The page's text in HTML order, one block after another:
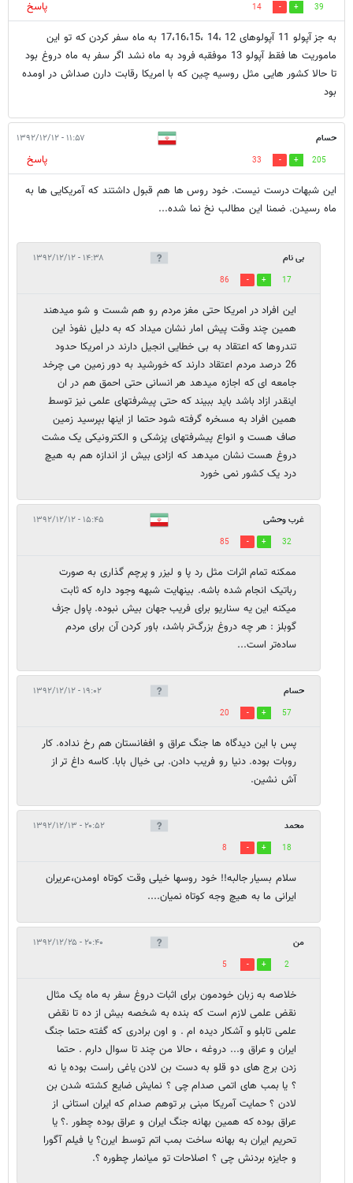
39
14
پاسخ
به جز آپولو 11 آپولوهای 12 ،14 ،17،16،15 به ماه سفر کردن که تو این
ماموریت ها فقط آپولو 13 موفقبه فرود به ماه نشد اگر سفر به ماه دروغ بود
تا حالا کشور هایی مثل روسیه چین که با امریکا رقابت دارن صداش در اومده
بود
حسام ۱۱:۵۷ - ۱۳۹۲/۱۲/۱۲
205
33
پاسخ
این شبهات درست نیست. خود روس ها هم قبول داشتند که آمریکایی ها به
ماه رسیدن. ضمنا این مطالب نخ نما شده...
بی نام ۱۴:۳۸ - ۱۳۹۲/۱۲/۱۲
17
86
این افراد در امریکا حتی مغز مردم رو هم شست و شو میدهند
همین چند وقت پیش امار نشان میداد که به دلیل نفوذ این
تندروها که اعتقاد به بی خطایی انجیل دارند در امریکا حدود
26 درصد مردم اعتقاد دارند که خورشید به دور زمین می چرخد
جامعه ای که اجازه میدهد هر انسانی حتی احمق هم در ان
اینقدر ازاد باشد باید ببیند که حتی پیشرفتهای علمی نیز توسط
همین افراد به مسخره گرفته شود حتما از اینها بپرسید زمین
صاف هست و انواع پیشرفتهای پزشکی و الکترونیکی یک مشت
دروغ هست نشان میدهد که ازادی بیش از اندازه هم به هیچ
درد یک کشور نمی خورد
غرب وحشی ۱۵:۴۵ - ۱۳۹۲/۱۲/۱۲
32
85
ممکنه تمام اثرات مثل رد پا و لیزر و پرچم گذاری به صورت
رباتیک انجام شده باشه. بینهایت شبهه وجود داره که ثابت
میکنه این یه سناریو برای فریب جهان بیش نبوده. پاول جزف
گوبلز : هر چه دروغ بزرگ‌تر باشد، باور کردن آن برای مردم
ساده‌تر است...
حسام ۱۹:۰۲ - ۱۳۹۲/۱۲/۱۲
57
20
پس با این دیدگاه ها جنگ عراق و افغانستان هم رخ نداده. کار
روبات بوده. دنیا رو فریب دادن. بی خیال بابا. کاسه داغ تر از
آش نشین.
محمد ۲۰:۵۲ - ۱۳۹۲/۱۲/۱۳
18
8
سلام بسیار جالبه!! خود روسها خیلی وقت کوتاه اومدن،عریران
ایرانی ما به هیچ وجه کوتاه نمیان....
من ۲۰:۴۰ - ۱۳۹۲/۱۲/۲۵
2
5
خلاصه به زبان خودمون برای اثبات دروغ سفر به ماه یک مثال
نقض علمی لازم است که بنده به شخصه بیش از ده تا نقض
علمی تابلو و آشکار دیده ام . و اون برادری که گفته حتما جنگ
ایران و عراق و... دروغه ، حالا من چند تا سوال دارم . حتما
زدن برج های دو قلو به دست بن لادن یاغی راست بوده یا نه
؟ یا بمب های اتمی صدام چی ؟ نمایش ضایع کشته شدن بن
لادن ؟ حمایت آمریکا مبنی بر توهم صدام که ایران استانی از
عراق بوده که همین بهانه جنگ ایران و عراق بوده چطور .؟ یا
تحریم ایران به بهانه ساخت بمب اتم توسط ایرن؟ یا فیلم آگورا
و جایزه بردنش چی ؟ اصلاحات تو میانمار چطوره ؟.